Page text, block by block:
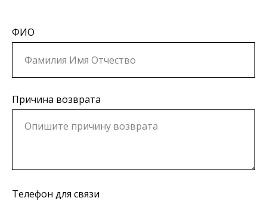
ФИО
Причина возврата
Телефон для связи